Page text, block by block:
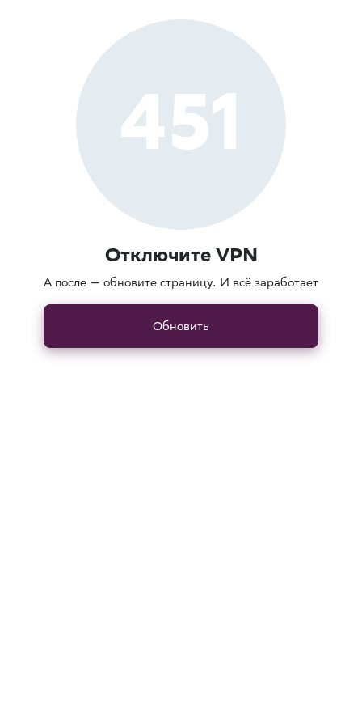
451
Отключите VPN
А после — обновите страницу. И всё заработает
Обновить